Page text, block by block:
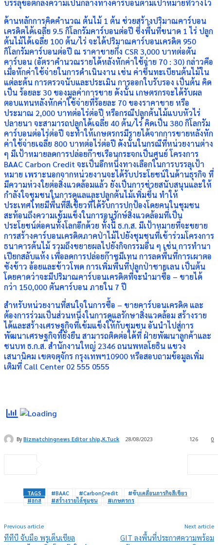
บรรลุข้อตกลงความเป็นกลางทางคาร์บอนตามเป้าหมายที่วางไว้
ด้านหลักการคิดคำนวณ ต้นไม้ 1 ต้น ช่วยสร้างปริมาณคาร์บอน
เครดิตได้เฉลี่ย 9.5 กิโลกรัมคาร์บอนต่อปี ซึ่งพื้นที่ขนาด 1 ไร่ ปลูก
ต้นไม้ได้เฉลี่ย 100 ต้น/ไร่ จะได้ปริมาณคาร์บอนเครดิต 950
กิโลกรัมคาร์บอนต่อปี ณ ราคาขายกึ่ง CSR 3,000 บาทต่อตัน
คาร์บอน (อัตราคำนวณรายได้หลังหักค่าใช้จ่าย 70 : 30) กล่าวคือ
เมื่อหักค่าใช้จ่ายในการดำเนินงาน เช่น ค่าขึ้นทะเบียนต้นไม้ใน
แต่ละต้น การตรวจนับและประเมิน การออกใบรับรอง เป็นต้น คิด
เป็น ร้อยละ 30 ของมูลค่าการขาย ดังนั้น เกษตรกรจะได้รับผล
ตอบแทนหลังหักค่าใช้จ่ายที่ร้อยละ 70 ของราคาขาย หรือ
ประมาณ 2,000 บาทต่อไร่ต่อปี หรือกรณีปลูกต้นไม้แบบหัวไร่
ปลายนา จะสามารถปลูกได้เฉลี่ย 40 ต้น/ไร่ คิดเป็น 380 กิโลกรัม
คาร์บอนต่อไร่ต่อปี จะทำให้เกษตรกรมีรายได้จากการขายหลังหัก
ค่าใช้จ่ายเฉลี่ย 800 บาทต่อไร่ต่อปี ดังนั้นในกรณีที่หน่วยงานต่าง
ๆ มีเป้าหมายลดการปล่อยก๊าชเรือนกระจกเป็นศูนย์ โครงการ
BAAC Carbon Credit จะเป็นอีกหนึ่งทางเลือกในการบรรลุเป้า
หมาย เพราะนอกจากหน่วยงานจะได้รับประโยชน์ในด้านธุรกิจ ที่
มีความห่วงใยต่อสิ่งแวดล้อมแล้ว ยังเป็นการช่วยสนับสนุนและให้
กำลังใจชุมชนในการดูแลและปลูกต้นไม้เพิ่มขึ้น ทำให้
ประเทศไทยมีพื้นที่สีเขียวที่ได้รับการปกป้องโดยคนในชุมชน
สะท้อนถึงความเข้มแข็งในการอนุรักษ์สิ่งแวดล้อมที่เป็น
ประโยชน์ต่อคนทั้งโลกอีกด้วย ทั้งนี้ ธ.ก.ส. มีเป้าหมายที่จะขยาย
การสร้างคาร์บอนเครดิตภาคป่าไม้ไปยังชุมชนที่เข้าร่วมโครงการ
ธนาคารต้นไม้ รวมถึงขยายผลไปยังกิจกรรมอื่น ๆ เช่น การทำนา
เปียกสลับแห้ง เพื่อลดการปล่อยก๊าซมีเทน การลดพื้นที่การเผาตอ
ซังข้าว อ้อยและข้าวโพด การเพิ่มพื้นที่ปลูกป่าชายเลน เป็นต้น
โดยคาดว่าจะมีปริมาณคาร์บอนเครดิตที่จะนำมาซื้อ – ขายได้
กว่า 150,000 ตันคาร์บอน ภายใน 7 ปี
สำหรับหน่วยงานที่สนใจในการซื้อ – ขายคาร์บอนเครดิต และ
ต้องการร่วมเป็นส่วนหนึ่งในการดูแลรักษาสิ่งแวดล้อม สร้างราย
ได้และสร้างเศรษฐกิจที่เข้มแข็งให้กับชุมชน อันนำไปสู่การ
พัฒนาเศรษฐกิจที่ยั่งยืน สามารถติดต่อได้ที่ ฝ่ายพัฒนาลูกค้าและ
ชนบท ธ.ก.ส. สำนักงานใหญ่ 2346 ถนนพหลโยธิน แขวง
เสนานิคม เขตจตุจักร กรุงเทพฯ10900 หรือสอบถามข้อมูลเพิ่ม
เติมที่ Call Center 02 555 0555
By Bizmatchingnews Editor ship,K.Tuck 28/08/2023 0
126
TAGS #BAAC #CarbonCredit
#ขับเคลื่อนภารกิจสีเขียว
#ธกส
#สร้างรายได้ชุมชน #เกษตรกร
Previous article
ทีทีบี จับมือ พรูเด็นเชียล
Next article
GIT ลงพื้นที่ประกาศความพร้อม